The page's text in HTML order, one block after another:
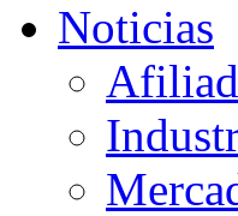
Noticias